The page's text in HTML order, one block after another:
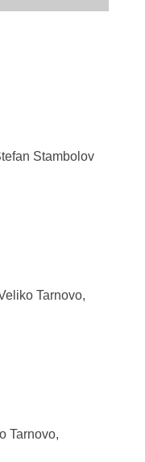
Stambolov
Tarnovo,
Tarnovo,